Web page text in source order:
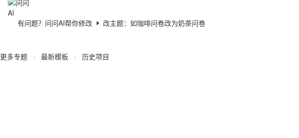
有问题？问问AI帮你修改 改主题：如咖啡问卷改为奶茶问卷
更多专题 · 最新模板 · 历史项目